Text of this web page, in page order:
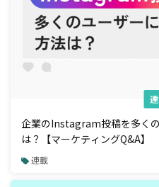
企業のInstagram投稿を多く
は？【マーケティングQ&A】
連載